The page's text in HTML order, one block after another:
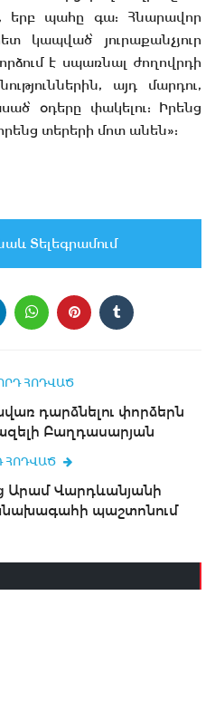
երբ պահը գա: Հնարավոր
կապված՝ յուրաքանչյուր
է սպառնալ ժողովրդի
այդ մարդու,
օդերը փակելու: Իրենց
տերերի մոտ անեն»:
Տելեգրամում
ՀՈԴՎԱԾ
դարձնելու փորձերն
Բաղդասարյան
ՀՈԴՎԱԾ
Արամ Վարդևանյանի
պաշտոնում